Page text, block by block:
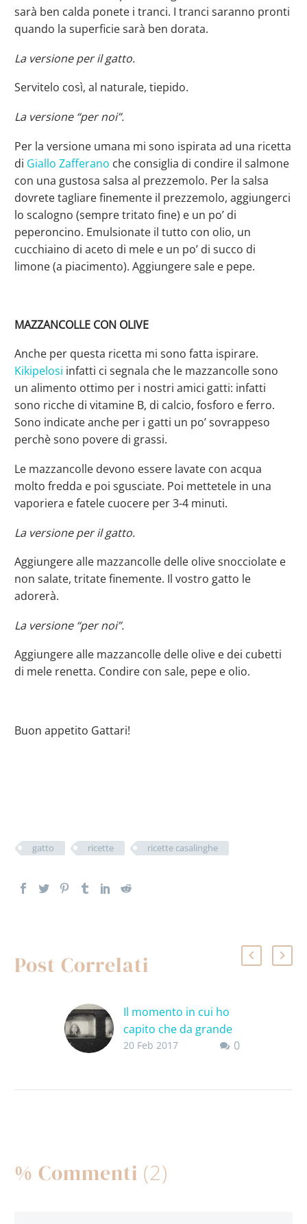
sarà ben calda ponete i tranci. I tranci saranno pronti
quando la superficie sarà ben dorata.
La versione per il gatto.
Servitelo così, al naturale, tiepido.
La versione “per noi”.
Per la versione umana mi sono ispirata ad una ricetta
di Giallo Zafferano che consiglia di condire il salmone
con una gustosa salsa al prezzemolo. Per la salsa
dovrete tagliare finemente il prezzemolo, aggiungerci
lo scalogno (sempre tritato fine) e un po’ di
peperoncino. Emulsionate il tutto con olio, un
cucchiaino di aceto di mele e un po’ di succo di
limone (a piacimento). Aggiungere sale e pepe.
MAZZANCOLLE CON OLIVE
Anche per questa ricetta mi sono fatta ispirare.
Kikipelosi infatti ci segnala che le mazzancolle sono
un alimento ottimo per i nostri amici gatti: infatti
sono ricche di vitamine B, di calcio, fosforo e ferro.
Sono indicate anche per i gatti un po’ sovrappeso
perchè sono povere di grassi.
Le mazzancolle devono essere lavate con acqua
molto fredda e poi sgusciate. Poi mettetele in una
vaporiera e fatele cuocere per 3-4 minuti.
La versione per il gatto.
Aggiungere alle mazzancolle delle olive snocciolate e
non salate, tritate finemente. Il vostro gatto le
adorerà.
La versione “per noi”.
Aggiungere alle mazzancolle delle olive e dei cubetti
di mele renetta. Condire con sale, pepe e olio.
Buon appetito Gattari!
gatto ricette ricette casalinghe
Post Correlati
Il momento in cui ho
capito che da grande
volevo fare la gattara 0
20 Feb 2017
% Commenti (2)